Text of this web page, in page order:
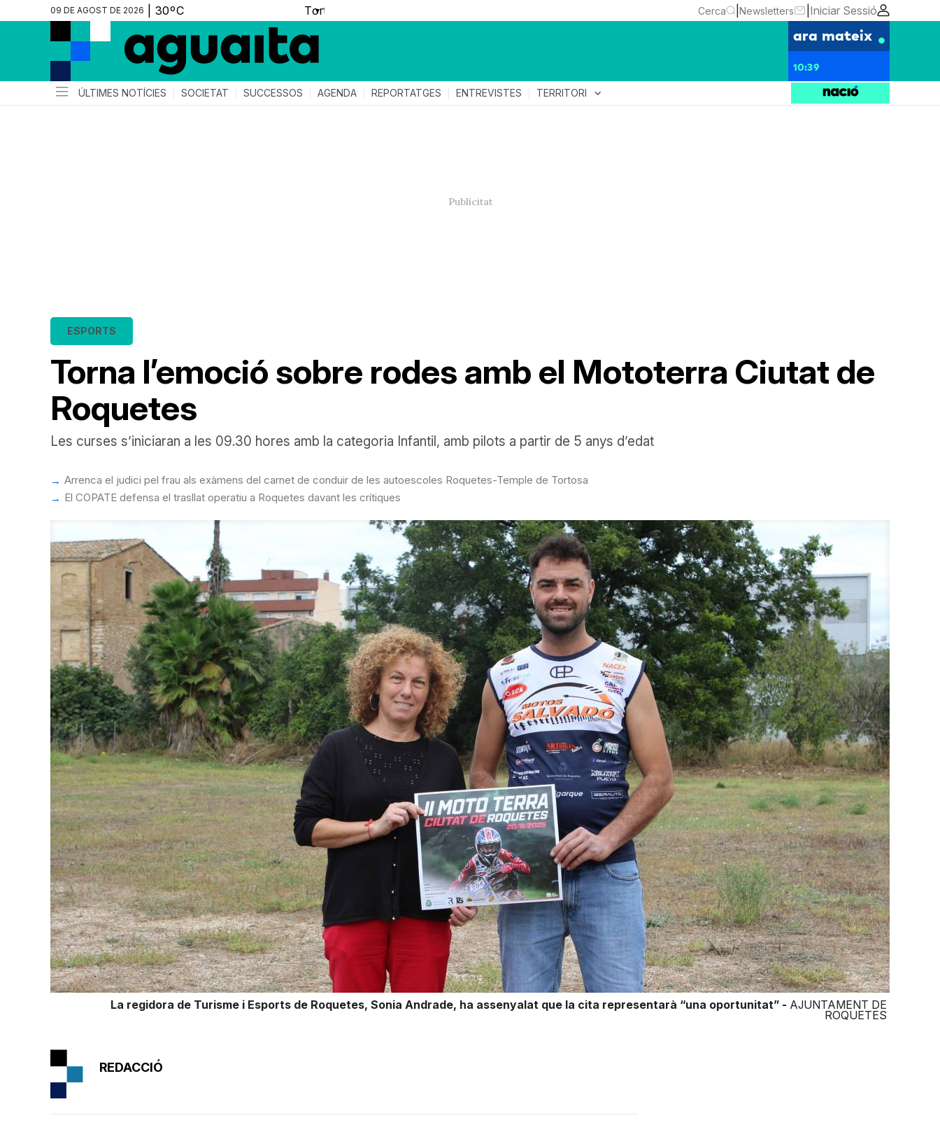
09 DE AGOST DE 2026 ▼ Cerca Newsletters Iniciar Sessió
ara mateix
10:39
ÚLTIMES NOTÍCIES SOCIETAT SUCCESSOS AGENDA REPORTATGES ENTREVISTES TERRITORI expand_more
Torna l’emoció sobre rodes amb el Mototerra Ciutat de
Roquetes
ESPORTS
Les curses s’iniciaran a les 09.30 hores amb la categoria Infantil, amb pilots a partir de 5 anys d’edat
Arrenca el judici pel frau als exàmens del carnet de conduir de les autoescoles Roquetes-Temple de Tortosa
El COPATE defensa el trasllat operatiu a Roquetes davant les crítiques
La regidora de Turisme i Esports de Roquetes, Sonia Andrade, ha assenyalat que la cita representarà “una oportunitat” - AJUNTAMENT DE
ROQUETES
REDACCIÓ